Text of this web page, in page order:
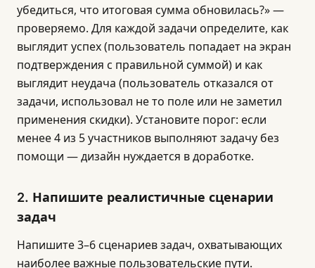
убедиться, что итоговая сумма обновилась?» —
проверяемо. Для каждой задачи определите, как
выглядит успех (пользователь попадает на экран
подтверждения с правильной суммой) и как
выглядит неудача (пользователь отказался от
задачи, использовал не то поле или не заметил
применения скидки). Установите порог: если
менее 4 из 5 участников выполняют задачу без
помощи — дизайн нуждается в доработке.
2. Напишите реалистичные сценарии
задач
Напишите 3–6 сценариев задач, охватывающих
наиболее важные пользовательские пути.